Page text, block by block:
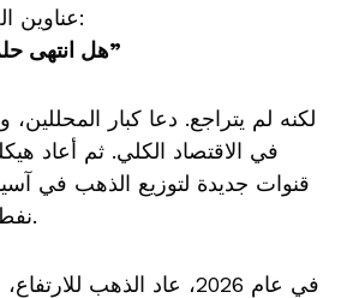
عناوين الصحف كانت قاسية:
“هل انتهى حلم موسيالا المالي؟”
لكنه لم يتراجع. دعا كبار
في الاقتصاد الكلي. ثم أعاد
قنوات جديدة لتوزيع الذهب في
نفطي مع شركة يابانية.
في عام 2026، عاد الذهب